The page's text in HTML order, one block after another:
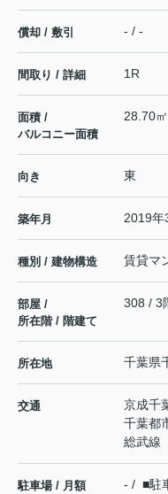
償却 / 敷引 - / -
間取り / 詳細 1R
面積 /
バルコニー面積
28.70
向き 東
築年月 2019年
種別 / 建物構造 賃貸マ
部屋 /
所在階 / 階建て
308 / 3
所在地 千葉県
交通 京成千
千葉都
総武線
駐車場 / 月額 - / ■駐